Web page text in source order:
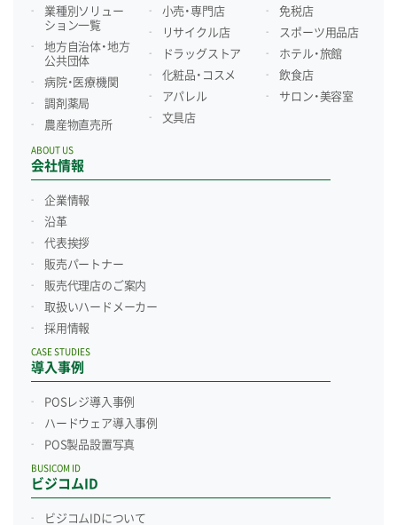
業種別ソリュー
ション一覧
地方自治体・地方
公共団体
病院・医療機関
調剤薬局
農産物直売所
小売・専門店
リサイクル店
ドラッグストア
化粧品・コスメ
アパレル
文具店
免税店
スポーツ用品店
ホテル・旅館
飲食店
サロン・美容室
会社情報
ABOUT US
企業情報
沿革
代表挨拶
販売パートナー
販売代理店のご案内
取扱いハードメーカー
採用情報
導入事例
CASE STUDIES
POSレジ導入事例
ハードウェア導入事例
POS製品設置写真
ビジコムID
BUSICOM ID
ビジコムIDについて